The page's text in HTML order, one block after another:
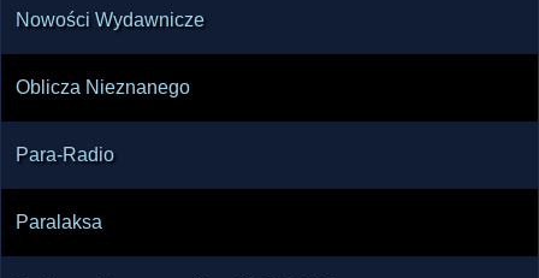
Nowości Wydawnicze
Oblicza Nieznanego
Para-Radio
Paralaksa